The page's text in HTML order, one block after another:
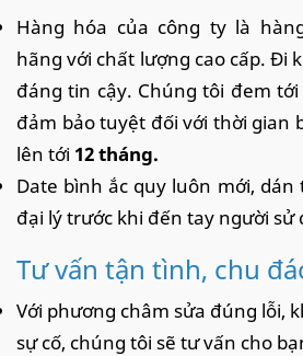
Hàng hóa của công ty là
hãng với chất lượng cao cấp. Đi
đáng tin cậy. Chúng tôi đem
đảm bảo tuyệt đối với thời gian
lên tới 12 tháng.
Date bình ắc quy luôn mới,
đại lý trước khi đến tay người sử
Tư vấn tận tình, chu
Với phương châm sửa đúng lỗi,
sự cố, chúng tôi sẽ tư vấn cho